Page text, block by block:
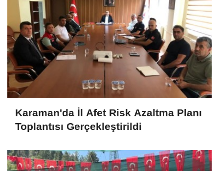
Karaman'da İl Afet Risk Azaltma Planı
Toplantısı Gerçekleştirildi